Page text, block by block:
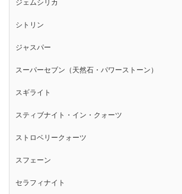
ジェムシリカ
シトリン
ジャスパー
スーパーセブン（天然石・パワーストーン）
スギライト
スティブナイト・イン・クォーツ
ストロベリークォーツ
スフェーン
セラフィナイト